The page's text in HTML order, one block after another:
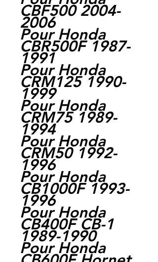
CBF500 2004-
2006
Pour Honda
CBR500F 1987-
1991
Pour Honda
CRM125 1990-
1999
Pour Honda
CRM75 1989-
1994
Pour Honda
CRM50 1992-
1996
Pour Honda
CB1000F 1993-
1996
Pour Honda
CB400F CB-1
1989-1990
Pour Honda